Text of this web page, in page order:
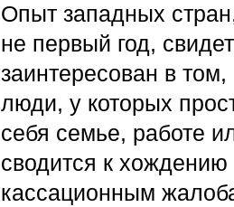
Опыт западных
не первый год,
заинтересован в
люди, у которых
себя семье, работе
сводится к
кассационным